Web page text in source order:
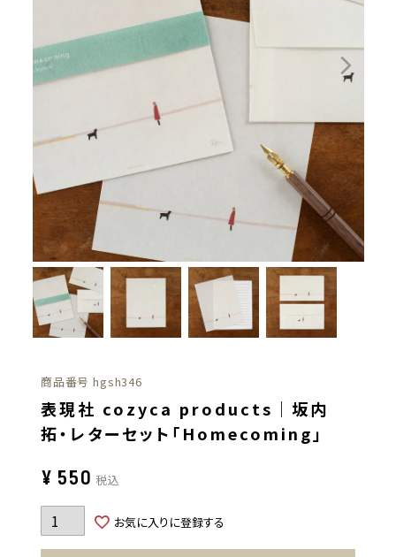
商品番号 hgsh346
表現社 cozyca products｜坂内
拓・レターセット「Homecoming」
¥ 550 税込
お気に入りに登録する